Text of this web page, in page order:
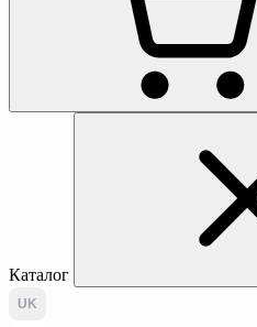
Каталог
UK